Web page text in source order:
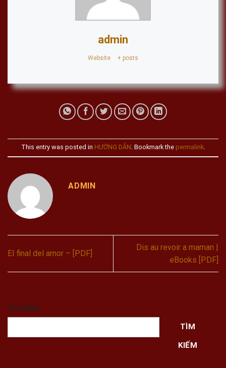
admin
Website + posts
This entry was posted in HƯỚNG DẪN. Bookmark the permalink.
ADMIN
El final del amor – [PDF]
Dis au revoir a maman |
eBooks [PDF]
Tìm kiếm
TÌM
KIẾM